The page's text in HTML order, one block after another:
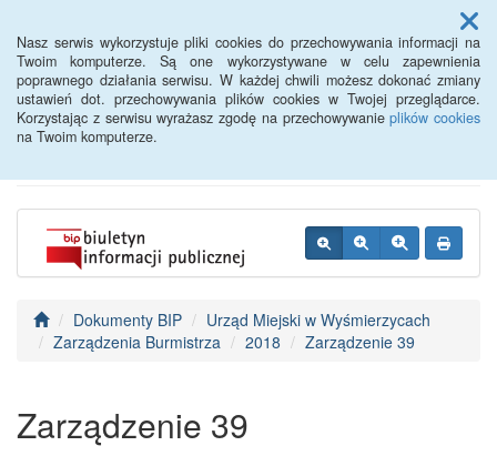
Nasz serwis wykorzystuje pliki cookies do przechowywania informacji na
Twoim komputerze. Są one wykorzystywane w celu zapewnienia
poprawnego działania serwisu. W każdej chwili możesz dokonać zmiany
ustawień dot. przechowywania plików cookies w Twojej przeglądarce.
Korzystając z serwisu wyrażasz zgodę na przechowywanieplików cookies
na Twoim komputerze.
Menu
BIP - Urząd Miejski
Wyśmierzyce
Dokumenty BIP
Urząd Miejski w Wyśmierzycach
Zarządzenia Burmistrza
2018 Zarządzenie 39
Zarządzenie 39